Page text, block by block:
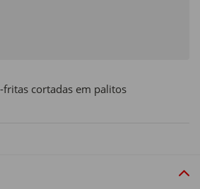
fritas cortadas em palitos